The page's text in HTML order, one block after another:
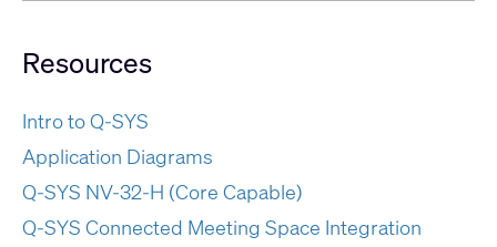
Resources
Intro to Q-SYS
Application Diagrams
Q-SYS NV-32-H (Core Capable)
Q-SYS Connected Meeting Space Integration